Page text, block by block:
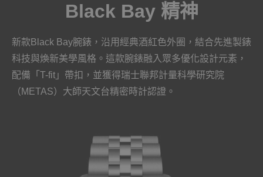
Black Bay 精神
新款Black Bay腕錶，沿用經典酒紅色外圈，結合先進製錶
科技與煥新美學風格。這款腕錶融入眾多優化設計元素，
配備「T-fit」帶扣，並獲得瑞士聯邦計量科學研究院
（METAS）大師天文台精密時計認證。